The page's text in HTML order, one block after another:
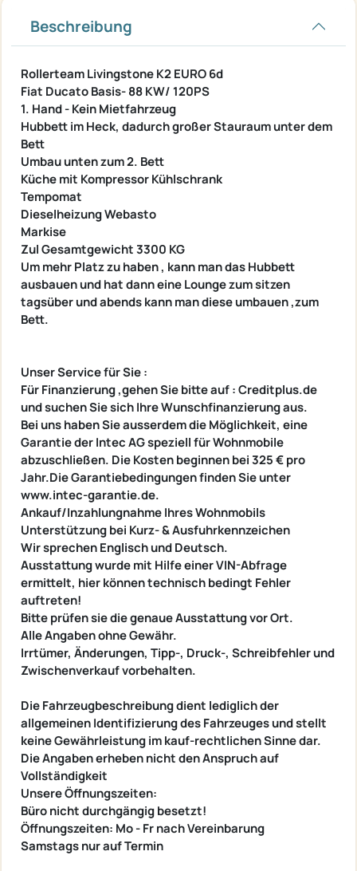
Beschreibung
Rollerteam Livingstone K2 EURO 6d
Fiat Ducato Basis- 88 KW/ 120PS
1. Hand - Kein Mietfahrzeug
Hubbett im Heck, dadurch großer Stauraum unter dem
Bett
Umbau unten zum 2. Bett
Küche mit Kompressor Kühlschrank
Tempomat
Dieselheizung Webasto
Markise
Zul Gesamtgewicht 3300 KG
Um mehr Platz zu haben , kann man das Hubbett
ausbauen und hat dann eine Lounge zum sitzen
tagsüber und abends kann man diese umbauen ,zum
Bett.
Unser Service für Sie :
Für Finanzierung ,gehen Sie bitte auf : Creditplus.de
und suchen Sie sich Ihre Wunschfinanzierung aus.
Bei uns haben Sie ausserdem die Möglichkeit, eine
Garantie der Intec AG speziell für Wohnmobile
abzuschließen. Die Kosten beginnen bei 325 € pro
Jahr.Die Garantiebedingungen finden Sie unter
www.intec-garantie.de.
Ankauf/Inzahlungnahme Ihres Wohnmobils
Unterstützung bei Kurz- & Ausfuhrkennzeichen
Wir sprechen Englisch und Deutsch.
Ausstattung wurde mit Hilfe einer VIN-Abfrage
ermittelt, hier können technisch bedingt Fehler
auftreten!
Bitte prüfen sie die genaue Ausstattung vor Ort.
Alle Angaben ohne Gewähr.
Irrtümer, Änderungen, Tipp-, Druck-, Schreibfehler und
Zwischenverkauf vorbehalten.
Die Fahrzeugbeschreibung dient lediglich der
allgemeinen Identifizierung des Fahrzeuges und stellt
keine Gewährleistung im kauf-rechtlichen Sinne dar.
Die Angaben erheben nicht den Anspruch auf
Vollständigkeit
Unsere Öffnungszeiten:
Büro nicht durchgängig besetzt!
Öffnungszeiten: Mo - Fr nach Vereinbarung
Samstags nur auf Termin